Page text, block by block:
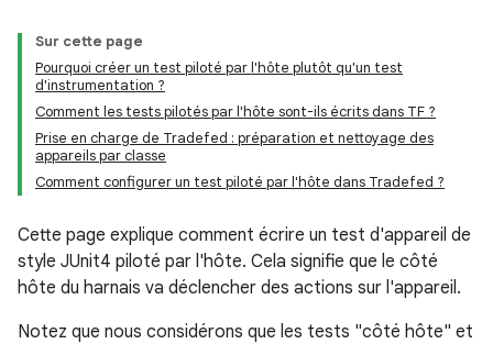
Sur cette page
Pourquoi créer un test piloté par l'hôte plutôt qu'un test
d'instrumentation ?
Comment les tests pilotés par l'hôte sont-ils écrits dans TF ?
Prise en charge de Tradefed : préparation et nettoyage des
appareils par classe
Comment configurer un test piloté par l'hôte dans Tradefed ?
Cette page explique comment écrire un test d'appareil de
style JUnit4 piloté par l'hôte. Cela signifie que le côté
hôte du harnais va déclencher des actions sur l'appareil.
Notez que nous considérons que les tests "côté hôte" et